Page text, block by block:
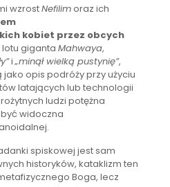
wzrostNefilimoraz ich
kobiet przez obcych
lotu giganta Mahwaya,
i„minął wielką pustynię”,
opis podróży przy użyciu
latających lub technologii
ludzi potężna
widoczna
spiskowej jest sam
historyków, kataklizm ten
Boga, lecz